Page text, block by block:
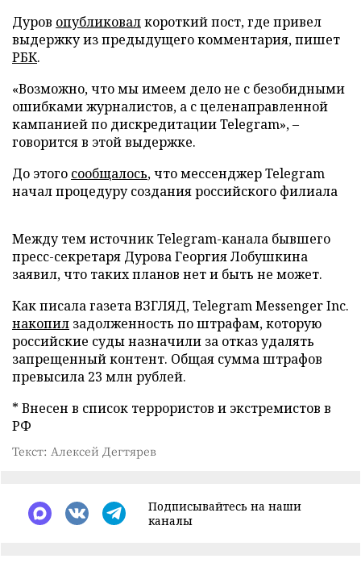
Дуров опубликовалкороткий пост, где привел
выдержку из предыдущего комментария, пишет
РБК.
«Возможно, что мы имеем дело не с безобидными
ошибками журналистов, а с целенаправленной
кампанией по дискредитации Telegram», –
говорится в этой выдержке.
До этого сообщалось, что мессенджер Telegram
начал процедуру создания российского филиала
Между тем источник Telegram-канала бывшего
пресс-секретаря Дурова Георгия Лобушкина
заявил, что таких планов нет и быть не может.
Как писала газета ВЗГЛЯД, Telegram Messenger Inc.
накопил задолженность по штрафам, которую
российские суды назначили за отказ удалять
запрещенный контент. Общая сумма штрафов
превысила 23 млн рублей.
* Внесен в список террористов и экстремистов в
РФ
Текст: Алексей Дегтярев
Подписывайтесь на наши
каналы